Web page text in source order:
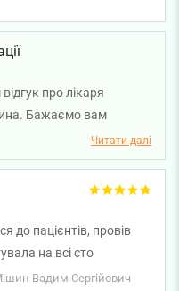
про лікаря-
Бажаємо вам
Читати далі
до пацієнтів, провів
на всі сто
Вадим Сергійович